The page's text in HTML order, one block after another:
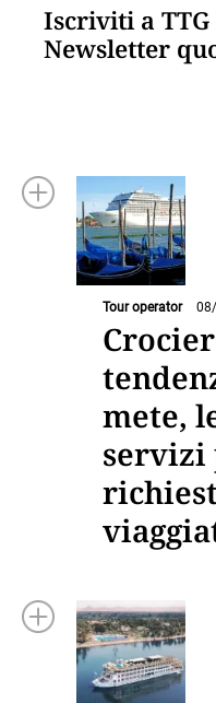
Iscriviti a
Newsletter
Tour operator
mete,
servizi